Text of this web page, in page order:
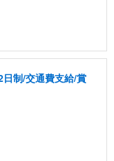
制/交通費支給/賞